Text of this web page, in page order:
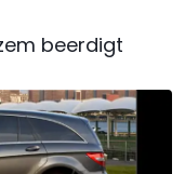
beerdigt